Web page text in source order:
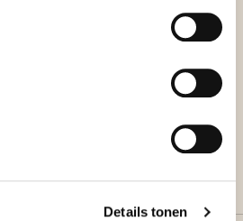
Details tonen